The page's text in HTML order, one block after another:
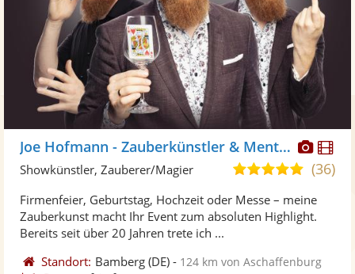
Fotos
Joe Hofmann - Zauberkünstler & Mentalist
5,0
5
(36)
Showkünstler, Zauberer/Magier
Firmenfeier, Geburtstag, Hochzeit oder Messe – meine
Zauberkunst macht Ihr Event zum absoluten Highlight.
Bereits seit über 20 Jahren trete ich ...
Standort: Bamberg (DE) - 124 km von Aschaffenburg